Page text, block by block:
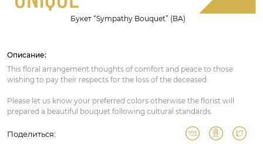
Букет “Sympathy Bouquet” (BA)
Описание:
This floral arrangement thoughts of comfort and peace to those
wishing to pay their respects for the loss of the deceased.
Please let us know your preferred colors otherwise the florist will
prepared a beautiful bouquet following cultural standards.
Поделиться: